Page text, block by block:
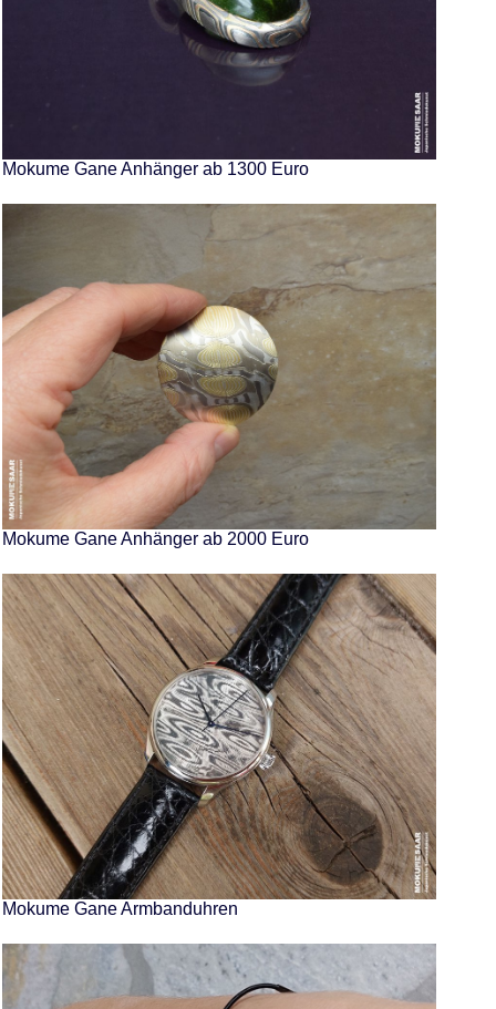
Mokume Gane Anhänger ab 1300 Euro
Mokume Gane Anhänger ab 2000 Euro
Mokume Gane Armbanduhren